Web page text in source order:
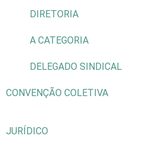
DIRETORIA
A CATEGORIA
DELEGADO SINDICAL
CONVENÇÃO COLETIVA
JURÍDICO